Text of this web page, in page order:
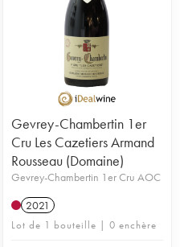
Gevrey-Chambertin 1er
Cru Les Cazetiers Armand
Rousseau (Domaine)
Gevrey-Chambertin 1er Cru AOC
2021
Lot de 1 bouteille | 0 enchère